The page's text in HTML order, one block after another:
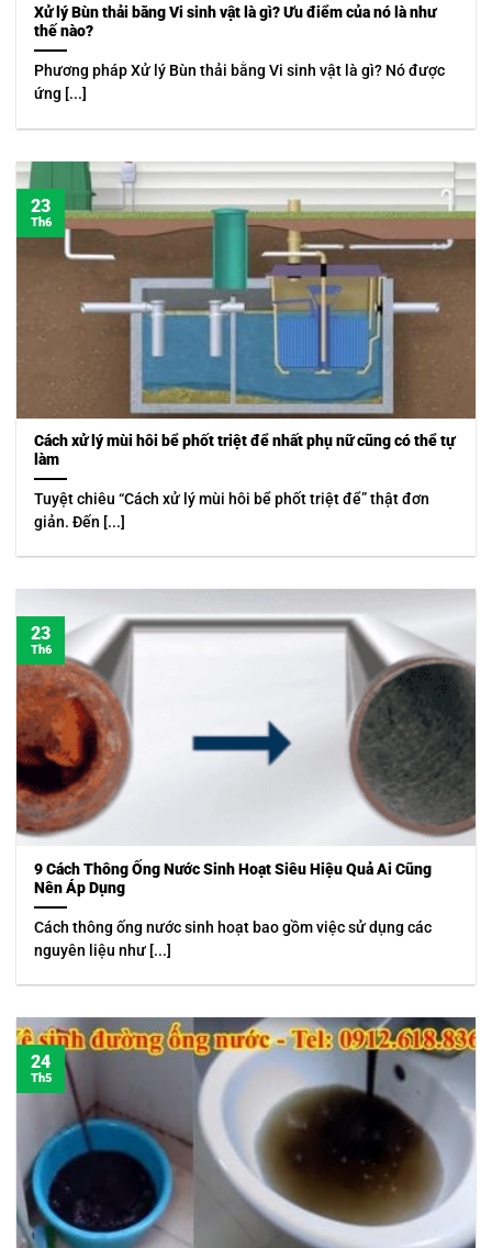
Xử lý Bùn thải bằng Vi sinh vật là gì? Ưu điểm của nó là như
thế nào?
Phương pháp Xử lý Bùn thải bằng Vi sinh vật là gì? Nó được
ứng [...]
Cách xử lý mùi hôi bể phốt triệt để nhất phụ nữ cũng có thể tự
làm
Tuyệt chiêu “Cách xử lý mùi hôi bể phốt triệt để” thật đơn
giản. Đến [...]
23
Th6
9 Cách Thông Ống Nước Sinh Hoạt Siêu Hiệu Quả Ai Cũng
Nên Áp Dụng
Cách thông ống nước sinh hoạt bao gồm việc sử dụng các
nguyên liệu như [...]
23
Th6
24
Th5